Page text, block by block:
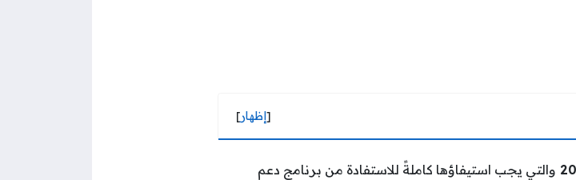
[إظهار]
والتي يجب استيفاؤها كاملةً للاستفادة من برنامج دعم